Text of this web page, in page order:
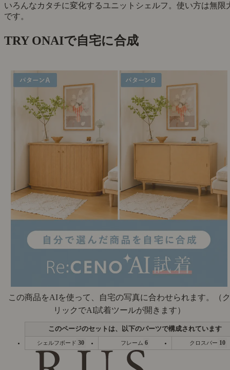
いろんなカタチに変化するユニットシェルフ。使い方は無限
です。
TRY ONAIで自宅に合成
この商品をAIを使って、自宅の写真に合わせられます。
（ク
リックでAI試着ツールが開きます）
シェルフボード 30 フレーム 6 クロスバー 10